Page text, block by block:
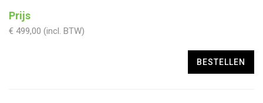
Prijs
€ 499,00 (incl. BTW)